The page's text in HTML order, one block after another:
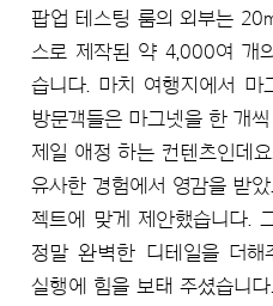
팝업 테스팅 룸의 외부는
스로 제작된 약 4,000여 개
습니다. 마치 여행지에서 마
방문객들은 마그넷을 한 개
제일 애정 하는 컨텐츠인데
유사한 경험에서 영감을 받
젝트에 맞게 제안했습니다.
정말 완벽한 디테일을 더해
실행에 힘을 보태 주셨습니